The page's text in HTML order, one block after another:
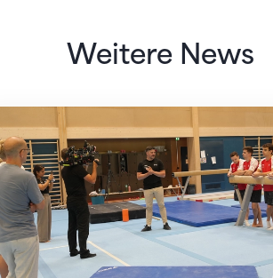
Weitere News
Mit klaren Zielen nach Zagreb